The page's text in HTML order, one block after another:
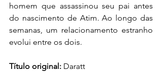
homem que assassinou seu pai antes
do nascimento de Atim. Ao longo das
semanas, um relacionamento estranho
evolui entre os dois.
Título original: Daratt